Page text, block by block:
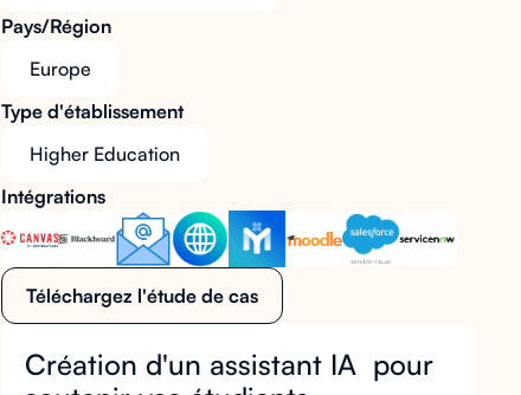
Pays/Région
Europe
Type d'établissement
Higher Education
Intégrations
Téléchargez l'étude de cas
Création d'un assistant IA pour